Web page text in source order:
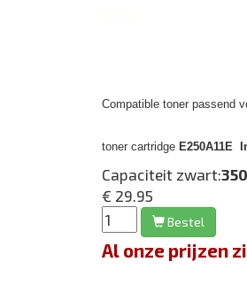
Compatible toner passend
toner cartridge E250A11E
Capaciteit zwart:
€ 29.95
Bestel
Al onze prijzen